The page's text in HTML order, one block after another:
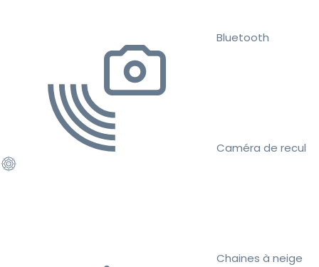
Bluetooth
Caméra de recul
Chaines à neige